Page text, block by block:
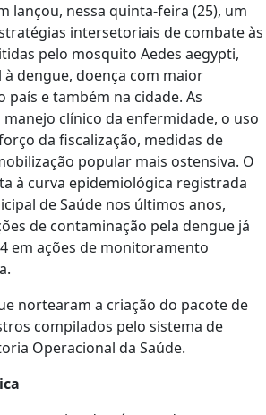
lançou, nessa quinta-feira (25), um
intersetoriais de combate às
pelo mosquito Aedes aegypti,
à dengue, doença com maior
país e também na cidade. As
clínico da enfermidade, o uso
da fiscalização, medidas de
popular mais ostensiva. O
à curva epidemiológica registrada
de Saúde nos últimos anos,
de contaminação pela dengue já
em ações de monitoramento
nortearam a criação do pacote de
compilados pelo sistema de
Operacional da Saúde.